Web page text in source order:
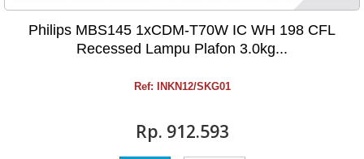
Philips MBS145 1xCDM-T70W IC WH 198 CFL
Recessed Lampu Plafon 3.0kg...
Ref: INKN12/SKG01
Rp‎. 912.593